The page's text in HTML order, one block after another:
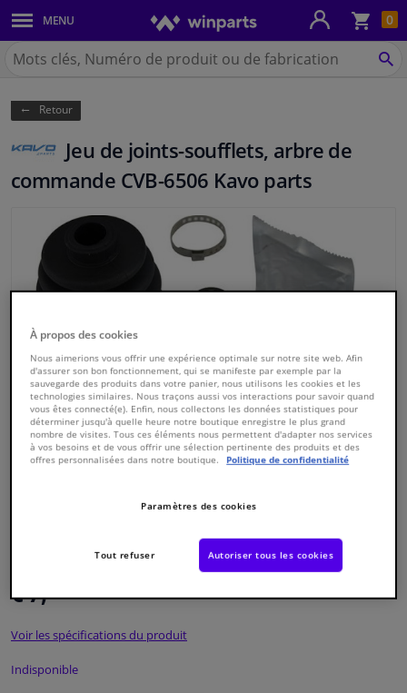
0
MENU
Carrosserie & tôles
Feux & ampoules
Freinage
Système d'échappement
Châssis & transmission
Refroidissement & chauffage
Filtres & liquides
Bagages & transport
Fenêtres & accessoires
Atelier & outils
Chercher
Winparts.be
Retour
Jeu de joints-soufflets, arbre de
commande CVB-6506 Kavo parts
8715616136105
€ 7,
Voir les spécifications du produit
Indisponible
À propos des cookies
Nous aimerions vous offrir une expérience optimale sur notre site web. Afin
d'assurer son bon fonctionnement, qui se manifeste par exemple par la
sauvegarde des produits dans votre panier, nous utilisons les cookies et les
technologies similaires. Nous traçons aussi vos interactions pour savoir quand
vous êtes connecté(e). Enfin, nous collectons les données statistiques pour
déterminer jusqu'à quelle heure notre boutique enregistre le plus grand
nombre de visites. Tous ces éléments nous permettent d'adapter nos services
à vos besoins et de vous offrir une sélection pertinente des produits et des
offres personnalisées dans notre boutique.
Politique de confidentialité
Paramètres des cookies
Tout refuser Autoriser tous les cookies